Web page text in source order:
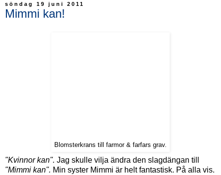
söndag 19 juni 2011
Mimmi kan!
Blomsterkrans till farmor & farfars grav.
"Kvinnor kan". Jag skulle vilja ändra den slagdängan till
"Mimmi kan". Min syster Mimmi är helt fantastisk. På alla vis.